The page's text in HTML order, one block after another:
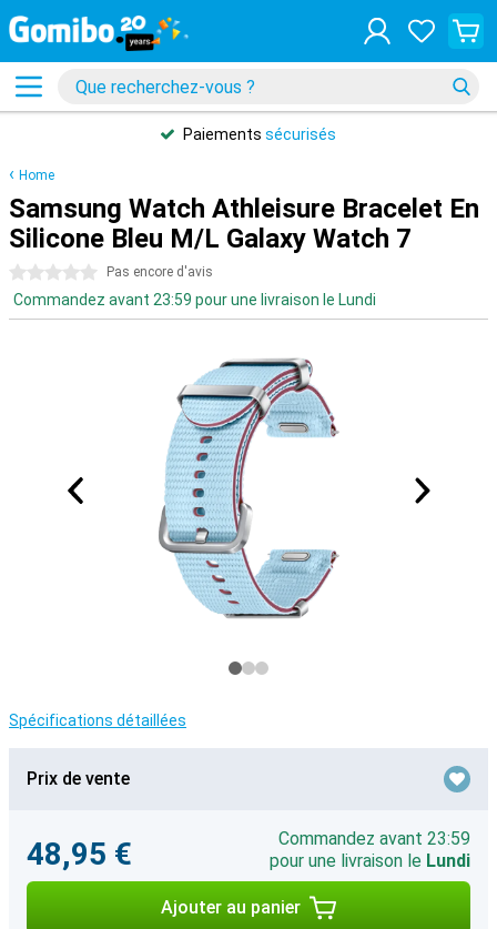
Paiements sécurisés
Home
Samsung Watch Athleisure Bracelet En
Silicone Bleu M/L Galaxy Watch 7
0 étoiles Pas encore d'avis
Commandez avant 23:59 pour une livraison le Lundi
Spécifications détaillées
Prix de vente
48,95 €
Commandez avant 23:59
pour une livraison le Lundi
Ajouter au panier